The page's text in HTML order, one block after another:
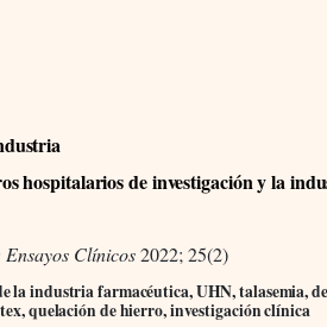
hospitalarios de investigación y la
Clínicos2022; 25(2)
la industria farmacéutica, UHN, talasemia,
quelación de hierro, investigación clínica